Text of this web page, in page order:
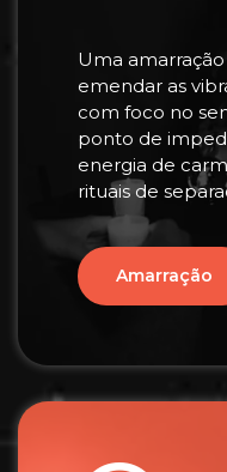
Uma
emendar as
com foco no
ponto de
energia de
rituais de
Amarração